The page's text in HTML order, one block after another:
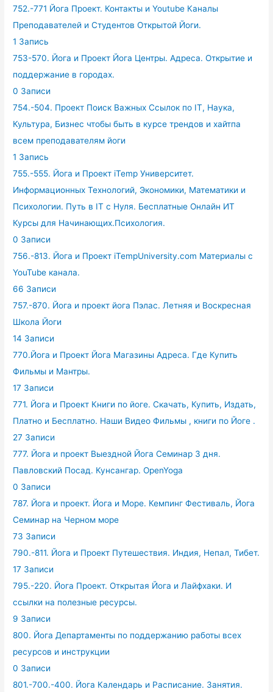
752.-771 Йога Проект. Контакты и Youtube Каналы
Преподавателей и Студентов Открытой Йоги.
1 Запись
753-570. Йога и Проект Йога Центры. Адреса. Открытие и
поддержание в городах.
0 Записи
754.-504. Проект Поиск Важных Ссылок по IT, Наука,
Культура, Бизнес чтобы быть в курсе трендов и хайтпа
всем преподавателям йоги
1 Запись
755.-555. Йога и Проект iTemp Университет.
Информационных Технологий, Экономики, Математики и
Психологии. Путь в IT с Нуля. Бесплатные Онлайн ИТ
Курсы для Начинающих.Психология.
0 Записи
756.-813. Йога и Проект iTempUniversity.com Материалы с
YouTube канала.
66 Записи
757.-870. Йога и проект йога Пэлас. Летняя и Воскресная
Школа Йоги
14 Записи
770.Йога и Проект Йога Магазины Адреса. Где Купить
Фильмы и Мантры.
17 Записи
771. Йога и Проект Книги по йоге. Скачать, Купить, Издать,
Платно и Бесплатно. Наши Видео Фильмы , книги по Йоге .
27 Записи
777. Йога и проект Выездной Йога Семинар 3 дня.
Павловский Посад. Кунсангар. OpenYoga
0 Записи
787. Йога и проект. Йога и Море. Кемпинг Фестиваль, Йога
Семинар на Черном море
73 Записи
790.-811. Йога и Проект Путешествия. Индия, Непал, Тибет.
17 Записи
795.-220. Йога Проект. Открытая Йога и Лайфхаки. И
ссылки на полезные ресурсы.
9 Записи
800. Йога Департаменты по поддержанию работы всех
ресурсов и инструкции
0 Записи
801.-700.-400. Йога Календарь и Расписание. Занятия.